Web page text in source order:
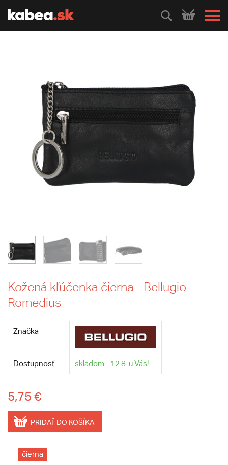
HLEDEJ
Kožená kľúčenka čierna - Bellugio
Romedius
Značka
Dostupnosť skladom - 12.8. u Vás!
5,75 €
PRIDAŤ DO KOŠÍKA
čierna